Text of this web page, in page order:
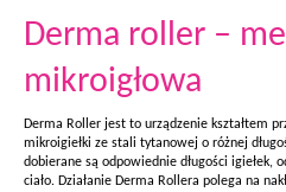
Derma roller –
mikroigłowa
Derma Roller jest to urządzenie kształtem
mikroigiełki ze stali tytanowej o różnej
dobierane są odpowiednie długości igiełek,
ciało. Działanie Derma Rollera polega na